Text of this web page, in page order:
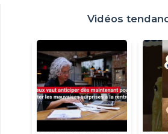
Vidéos